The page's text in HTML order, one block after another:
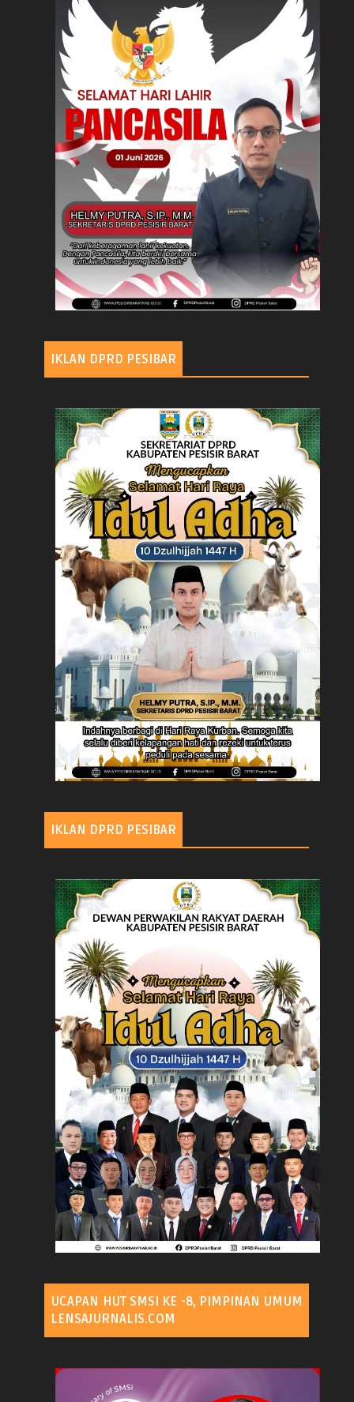
IKLAN DPRD PESIBAR
IKLAN DPRD PESIBAR
UCAPAN HUT SMSI KE -8, PIMPINAN UMUM
LENSAJURNALIS.COM